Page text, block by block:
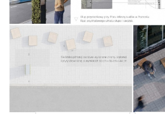
Plany zagospodarowania
Problemy Szyperska – Piaskowa –
Nowy projekt organizacji ruchu
Strefa Tempo 30 – Opinia Rady
Strefa Tempo 30 – etap II i III